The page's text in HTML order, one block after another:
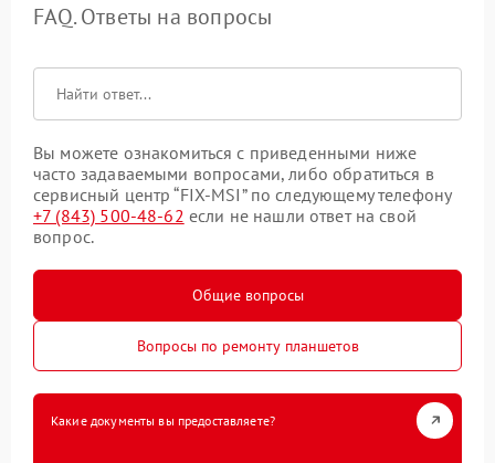
FAQ. Ответы на вопросы
Вы можете ознакомиться с приведенными ниже
часто задаваемыми вопросами, либо обратиться в
сервисный центр “FIX-MSI” по следующему телефону
+7 (843) 500-48-62 если не нашли ответ на свой
вопрос.
Общие вопросы
Вопросы по ремонту планшетов
Какие документы вы предоставляете?